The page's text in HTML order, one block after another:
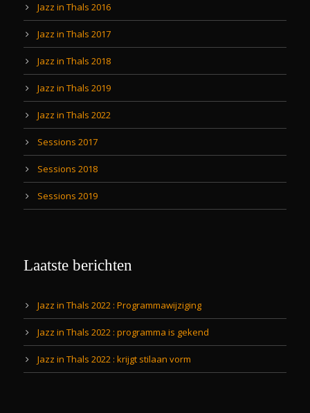
Jazz in Thals 2016
Jazz in Thals 2017
Jazz in Thals 2018
Jazz in Thals 2019
Jazz in Thals 2022
Sessions 2017
Sessions 2018
Sessions 2019
Laatste berichten
Jazz in Thals 2022 : Programmawijziging
Jazz in Thals 2022 : programma is gekend
Jazz in Thals 2022 : krijgt stilaan vorm